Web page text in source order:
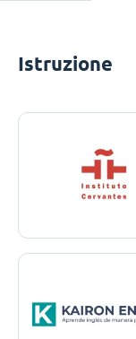
Istruzione